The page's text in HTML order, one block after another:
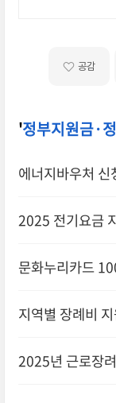
공감
'정부지원금·
에너지바우처
2025 전기요금
문화누리카드
지역별 장례비
2025년 근로장